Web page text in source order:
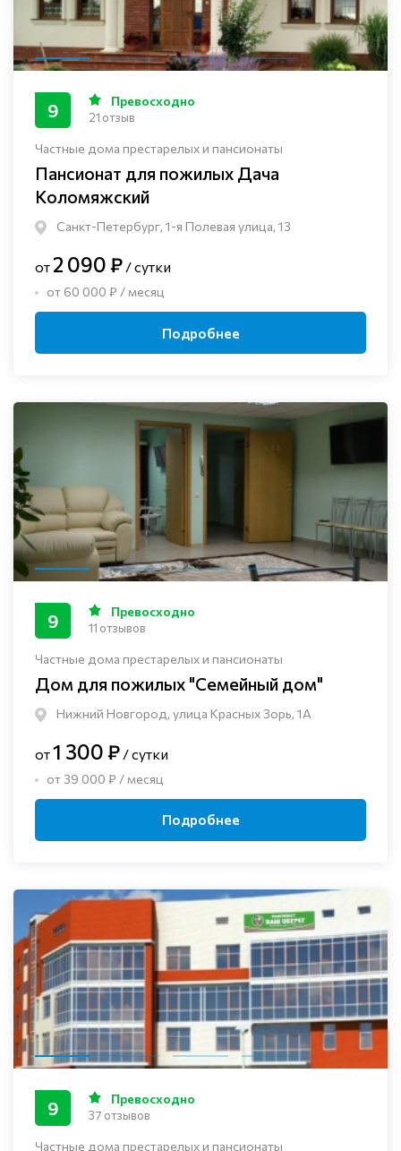
Частные дома престарелых и пансионаты
Пансионат для пожилых Дача
Коломяжский
Санкт-Петербург, 1-я Полевая улица, 13
9 Превосходно
21 отзыв
от 2 090 ₽ / сутки
от 60 000 ₽ / месяц
Подробнее
Частные дома престарелых и пансионаты
Дом для пожилых "Семейный дом"
Нижний Новгород, улица Красных Зорь, 1А
9 Превосходно
11 отзывов
от1 300 ₽ / сутки
от 39 000 ₽ / месяц
Подробнее
Частные дома престарелых и пансионаты
9 Превосходно
37 отзывов